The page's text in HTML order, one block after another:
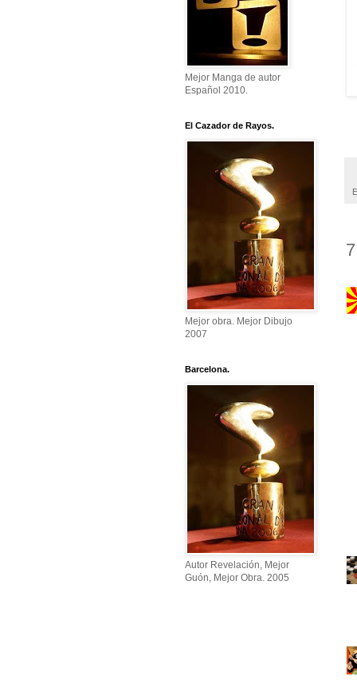
Mejor Manga de autor
Español 2010.
El Cazador de Rayos.
Mejor obra. Mejor Dibujo
2007
Barcelona.
Autor Revelación, Mejor
Guón, Mejor Obra. 2005